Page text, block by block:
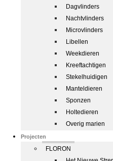
Dagvlinders
Nachtvlinders
Microvlinders
Libellen
Weekdieren
Kreeftachtigen
Stekelhuidigen
Manteldieren
Sponzen
Holtedieren
Overig marien
Projecten
FLORON